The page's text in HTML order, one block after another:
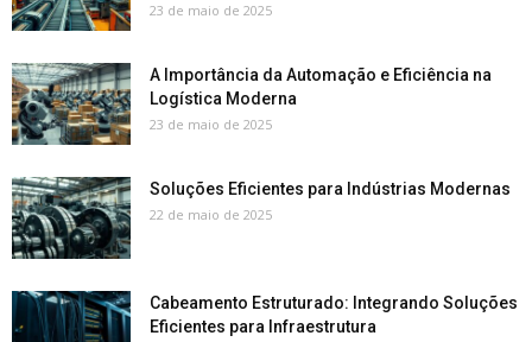
23 de maio de 2025
A Importância da Automação e Eficiência na
Logística Moderna
23 de maio de 2025
Soluções Eficientes para Indústrias Modernas
22 de maio de 2025
Cabeamento Estruturado: Integrando Soluções
Eficientes para Infraestrutura